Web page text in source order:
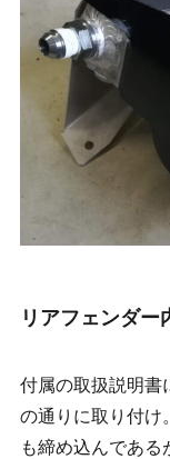
リアフェンダー
付属の取扱説明書
の通りに取り付け
も締め込んであ